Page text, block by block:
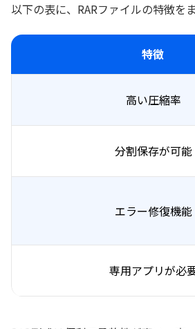
以下の表に、RARファイルの特徴を
特徴
高い圧縮率
分割保存が可能
エラー修復機能
専用アプリが必